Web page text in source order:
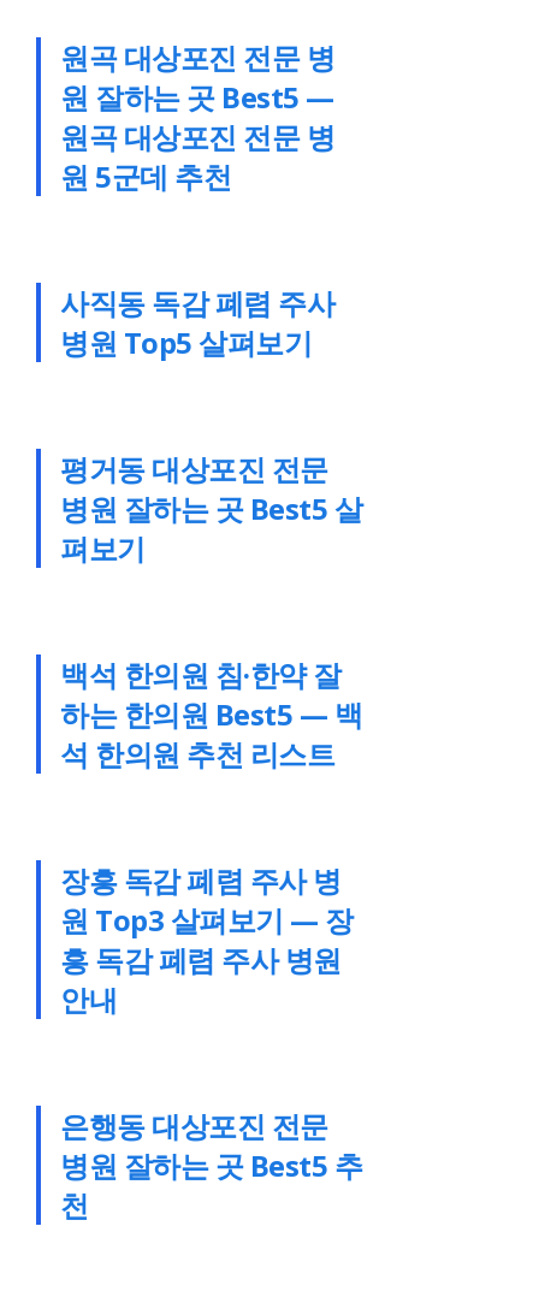
원곡 대상포진 전문 병
원 잘하는 곳 Best5 —
원곡 대상포진 전문 병
원 5군데 추천
사직동 독감 폐렴 주사
병원 Top5 살펴보기
평거동 대상포진 전문
병원 잘하는 곳 Best5 살
펴보기
백석 한의원 침·한약 잘
하는 한의원 Best5 — 백
석 한의원 추천 리스트
장흥 독감 폐렴 주사 병
원 Top3 살펴보기 — 장
흥 독감 폐렴 주사 병원
안내
은행동 대상포진 전문
병원 잘하는 곳 Best5 추
천